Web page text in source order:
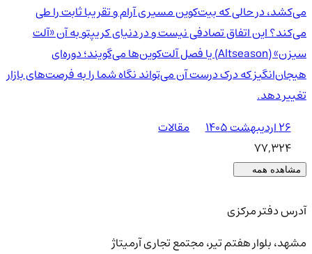
می‌کشد، در حالی که بیت‌کوین مسیری آرام و تقریبا ثابت را طی
می‌کند؟ این اتفاق تصادفی نیست و در دنیای کریپتو به آن «آلت
سیزن» (Altseason) یا فصل آلت‌کوین‌ها می‌گویند؛ دوره‌ای
هیجان‌انگیز که درک درست آن می‌تواند نگاه شما را به فرصت‌های بازار
تغییر دهد.
۲۶ اردیبهشت ۱۴۰۵
مقالات
77,324
مشاهده همه
آدرس دفتر مرکزی
مشهد، بلوار هفتم تیر، مجتمع تجاری آرمیتاژ